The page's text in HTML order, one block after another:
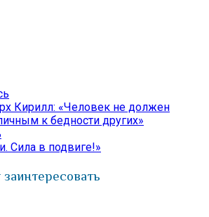
запись:
Кирилл: «Человек не должен
к бедности других»
запись:
Сила в подвиге!»